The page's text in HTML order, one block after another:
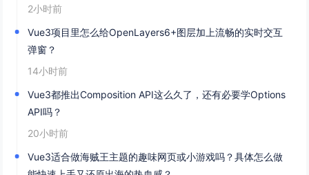
2小时前
Vue3项目里怎么给OpenLayers6+图层加上流畅的实时交互
弹窗？
14小时前
Vue3都推出Composition API这么久了，还有必要学Options
API吗？
20小时前
Vue3适合做海贼王主题的趣味网页或小游戏吗？具体怎么做